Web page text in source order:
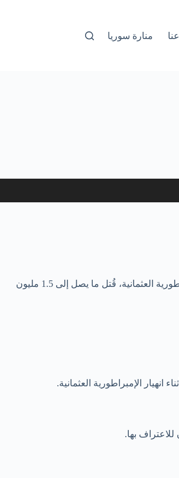
منارة سوريا
وبدأت المسيرة المسائية من ساحة مركزية إلى مجمع تذكاري مترامي الأطراف حيث قام النشطاء بإحراق العلم التركي. يقدر المؤرخون أنه في الأيام الأخيرة للإمبراطورية العثمانية، قُتل ما يصل إلى 1.5 مليون
الإمبراطورية العثمانية.
للاعتراف بها.